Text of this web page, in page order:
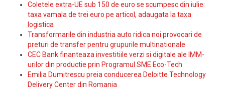
Coletele extra-UE sub 150 de euro se scumpesc din iulie:
taxa vamala de trei euro pe articol, adaugata la taxa
logistica
Transformarile din industria auto ridica noi provocari de
preturi de transfer pentru grupurile multinationale
CEC Bank finanteaza investitiile verzi si digitale ale IMM-
urilor din productie prin Programul SME Eco-Tech
Emilia Dumitrescu preia conducerea Deloitte Technology
Delivery Center din Romania